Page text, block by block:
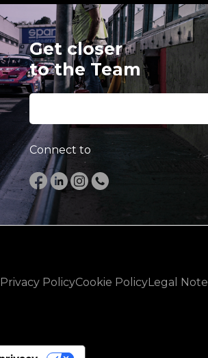
Get closer
to the Team
Connect to
Privacy PolicyCookie PolicyLegal Note